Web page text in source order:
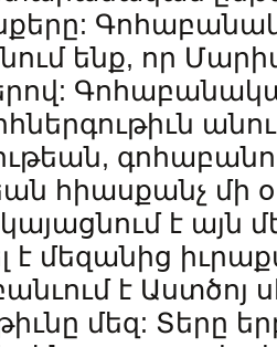
ենք, որ
հիասքանչ մի
է այն
է մեզանից
է Աստծոյ
մեզ: Տերը